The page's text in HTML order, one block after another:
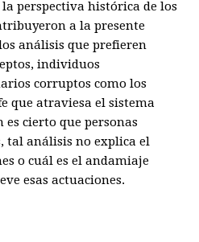
perspectiva histórica de los
a la presente
análisis que prefieren
individuos
corruptos como los
que atraviesa el sistema
cierto que personas
tal análisis no explica el
o cuál es el andamiaje
esas actuaciones.